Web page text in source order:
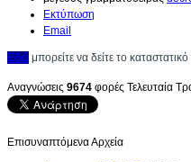
Εκτύπωση
Email
Εδώ μπορείτε να δείτε το
Αναγνώσεις 9674 φορές Τελευταία
Επισυναπτόμενα Αρχεία